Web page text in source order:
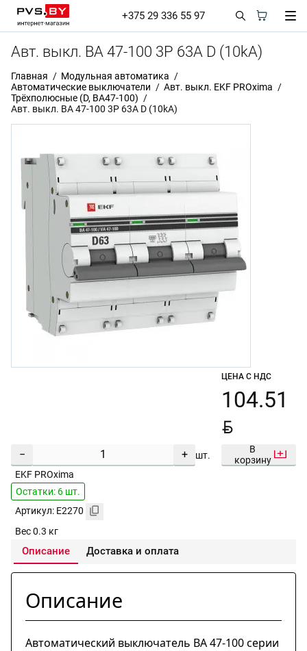
+375 29 336 55 97
Авт. выкл. ВА 47-100 3P 63A D (10kA)
Главная
Модульная автоматика
Автоматические выключатели
Авт. выкл. EKF PROxima
Трёхполюсные (D, ВА47-100)
Авт. выкл. ВА 47-100 3P 63A D (10kA)
− + шт.
ЦЕНА С НДС
104.51
BYN
В
корзину
EKF PROxima
Остатки: 6 шт.
Артикул: E2270
Вес 0.3 кг
Описание Доставка и оплата
Описание
Автоматический выключатель ВА 47-100 серии